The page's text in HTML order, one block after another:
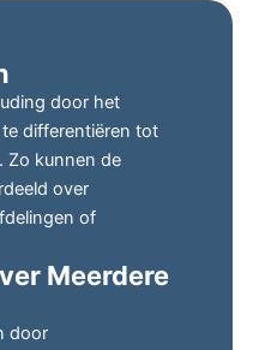
door het
differentiëren tot
Zo kunnen de
over
of
Meerdere
door